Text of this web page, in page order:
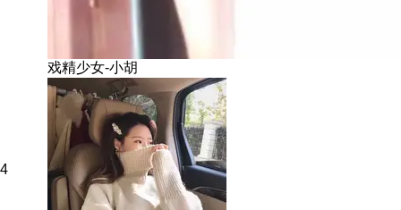
戏精少女-小胡
4